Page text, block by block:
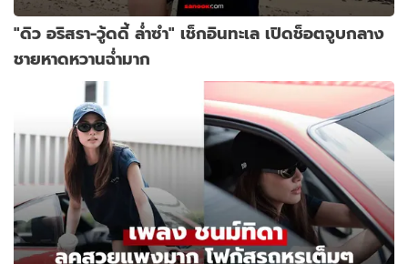
"ดิว อริสรา-วู้ดดี้ ล่ำซำ" เช็กอินทะเล เปิดช็อตจูบกลาง
ชายหาดหวานฉ่ำมาก